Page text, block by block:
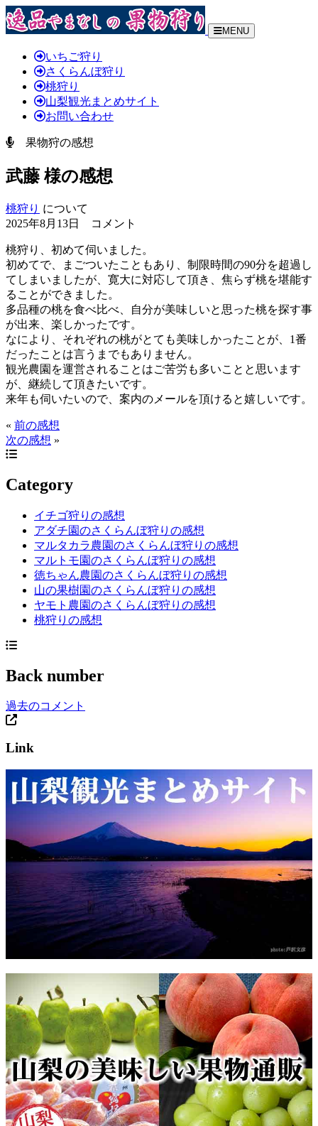
MENU
いちご狩り
さくらんぼ狩り
桃狩り
山梨観光まとめサイト
お問い合わせ
果物狩の感想
武藤 様の感想
桃狩り について
2025年8月13日 コメント
桃狩り、初めて伺いました。
初めてで、まごついたこともあり、制限時間の90分を超過し
てしまいましたが、寛大に対応して頂き、焦らず桃を堪能す
ることができました。
多品種の桃を食べ比べ、自分が美味しいと思った桃を探す事
が出来、楽しかったです。
なにより、それぞれの桃がとても美味しかったことが、1番
だったことは言うまでもありません。
観光農園を運営されることはご苦労も多いことと思います
が、継続して頂きたいです。
来年も伺いたいので、案内のメールを頂けると嬉しいです。
« 前の感想
次の感想 »
Category
イチゴ狩りの感想
アダチ園のさくらんぼ狩りの感想
マルタカラ農園のさくらんぼ狩りの感想
マルトモ園のさくらんぼ狩りの感想
徳ちゃん農園のさくらんぼ狩りの感想
山の果樹園のさくらんぼ狩りの感想
ヤモト農園のさくらんぼ狩りの感想
桃狩りの感想
Back number
過去のコメント
Link